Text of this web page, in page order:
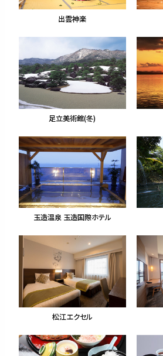
出雲神楽
足立美術館(冬)
玉造温泉 玉造国際ホテル
松江エクセル